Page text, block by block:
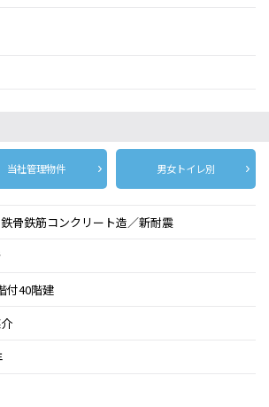
当社管理物件 男女トイレ別
骨鉄筋コンクリート造／新耐震
付40階建